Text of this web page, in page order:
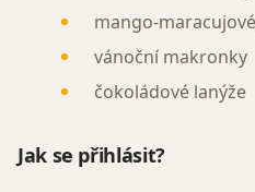
mango-
vánoční makronky
čokoládové lanýže
Jak se přihlásit?